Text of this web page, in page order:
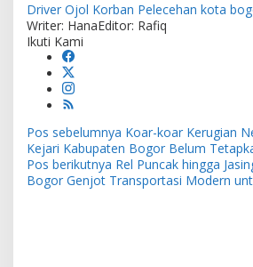
Driver Ojol Korban Pelecehan kota
Writer: HanaEditor: Rafiq
Ikuti Kami
Navigasi
pos
Pos sebelumnya Koar-koar Kerugian
Kejari Kabupaten Bogor Belum
Pos berikutnya Rel Puncak hingga
Bogor Genjot Transportasi Modern